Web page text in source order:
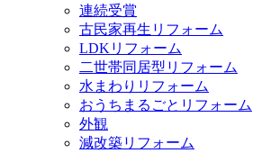
連続受賞
古民家再生リフォーム
LDKリフォーム
二世帯同居型リフォーム
水まわりリフォーム
おうちまるごとリフォーム
外観
減改築リフォーム